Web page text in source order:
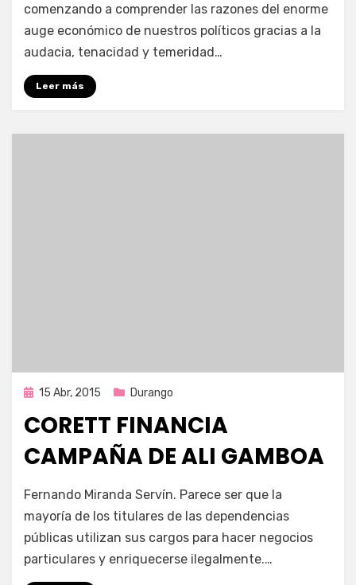
comenzando a comprender las razones del enorme
auge económico de nuestros políticos gracias a la
audacia, tenacidad y temeridad…
Leer más
Publicada
15 Abr, 2015 Durango
CORETT FINANCIA
CAMPAÑA DE ALI GAMBOA
Enrique
Fernando Miranda Servín. Parece ser que la
mayoría de los titulares de las dependencias
públicas utilizan sus cargos para hacer negocios
particulares y enriquecerse ilegalmente.…